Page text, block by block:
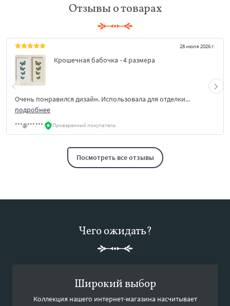
Отзывы о товарах
28 июля 2026 г.
Крошечная бабочка - 4 размера
Очень понравился дизайн. Использовала для отделки...
подробнее
***@***.*** Проверенный покупатель
Посмотреть все отзывы
Чего ожидать?
Широкий выбор
Коллекция нашего интернет-магазина насчитывает